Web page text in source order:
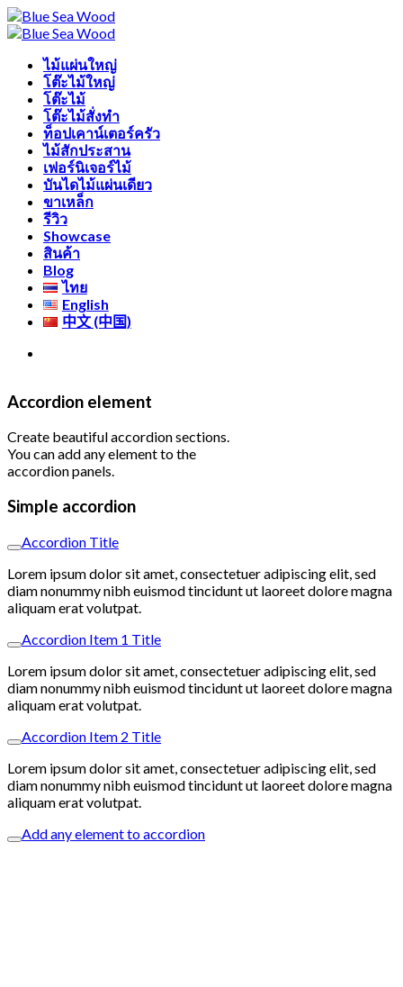
Skip
to
ไม้แผ่นใหญ่
โต๊ะไม้ใหญ่
โต๊ะไม้
โต๊ะไม้สั่งทำ
ท็อปเคาน์เตอร์ครัว
ไม้สักประสาน
เฟอร์นิเจอร์ไม้
บันไดไม้แผ่นเดียว
ขาเหล็ก
รีวิว
Showcase
สินค้า
Blog
ไทย
English
中文 (中国)
Accordion element
Create beautiful accordion sections.
You can add any element to the
accordion panels.
Simple accordion
Accordion Title
Lorem ipsum dolor sit amet, consectetuer adipiscing elit, sed
diam nonummy nibh euismod tincidunt ut laoreet dolore magna
aliquam erat volutpat.
Accordion Item 1 Title
Lorem ipsum dolor sit amet, consectetuer adipiscing elit, sed
diam nonummy nibh euismod tincidunt ut laoreet dolore magna
aliquam erat volutpat.
Accordion Item 2 Title
Lorem ipsum dolor sit amet, consectetuer adipiscing elit, sed
diam nonummy nibh euismod tincidunt ut laoreet dolore magna
aliquam erat volutpat.
Add any element to accordion
Free shipping for all Products (Length not over 2